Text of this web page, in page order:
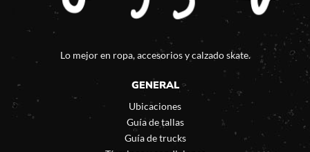
Lo mejor en ropa, accesorios y calzado skate.
GENERAL
Ubicaciones
Guía de tallas
Guía de trucks